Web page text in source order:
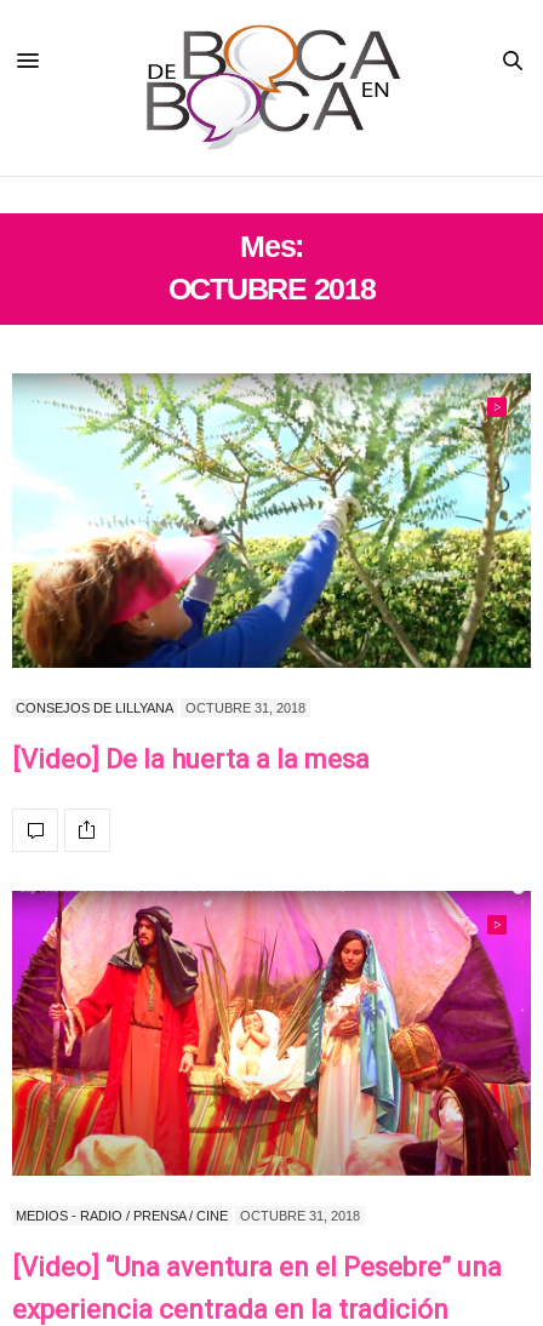
Mes:
OCTUBRE 2018
CONSEJOS DE LILLYANA OCTUBRE 31, 2018
[Video] De la huerta a la mesa
MEDIOS - RADIO / PRENSA / CINE OCTUBRE 31, 2018
[Video] “Una aventura en el Pesebre” una
experiencia centrada en la tradición